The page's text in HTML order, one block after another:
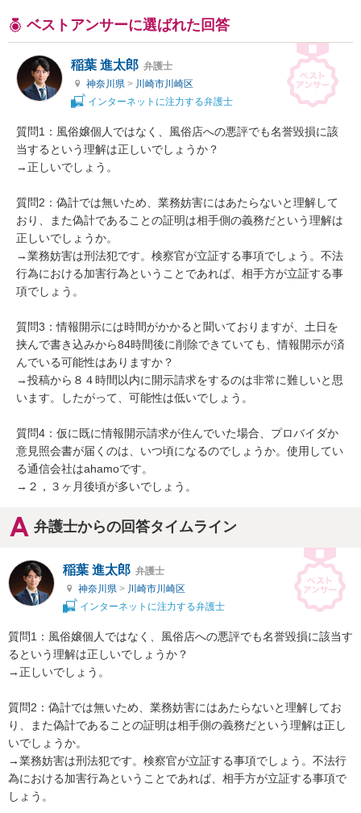
ベストアンサーに選ばれた回答
稲葉 進太郎 弁護士
神奈川県 > 川崎市川崎区
インターネットに注力する弁護士
質問1：風俗嬢個人ではなく、風俗店への悪評でも名誉毀損に該
当するという理解は正しいでしょうか？
→正しいでしょう。
質問2：偽計では無いため、業務妨害にはあたらないと理解して
おり、また偽計であることの証明は相手側の義務だという理解は
正しいでしょうか。
→業務妨害は刑法犯です。検察官が立証する事項でしょう。不法
行為における加害行為ということであれば、相手方が立証する事
項でしょう。
質問3：情報開示には時間がかかると聞いておりますが、土日を
挟んで書き込みから84時間後に削除できていても、情報開示が済
んでいる可能性はありますか？
→投稿から８４時間以内に開示請求をするのは非常に難しいと思
います。したがって、可能性は低いでしょう。
質問4：仮に既に情報開示請求が住んでいた場合、プロバイダか
意見照会書が届くのは、いつ頃になるのでしょうか。使用してい
る通信会社はahamoです。
→２，３ヶ月後頃が多いでしょう。
弁護士からの回答タイムライン
稲葉 進太郎 弁護士
神奈川県 > 川崎市川崎区
インターネットに注力する弁護士
質問1：風俗嬢個人ではなく、風俗店への悪評でも名誉毀損に該当す
るという理解は正しいでしょうか？
→正しいでしょう。
質問2：偽計では無いため、業務妨害にはあたらないと理解してお
り、また偽計であることの証明は相手側の義務だという理解は正し
いでしょうか。
→業務妨害は刑法犯です。検察官が立証する事項でしょう。不法行
為における加害行為ということであれば、相手方が立証する事項で
しょう。